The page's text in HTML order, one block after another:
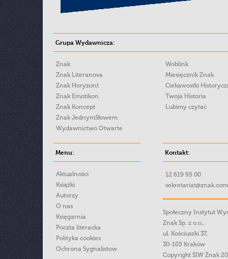
Grupa Wydawnicza:
Znak
Znak Literanova
Znak Horyzont
Znak Emotikon
Znak Koncept
Znak JednymSłowem
Wydawnictwo Otwarte
Woblink
Miesięcznik Znak
Ciekawostki
Twoja Historia
Lubimy czytać
Menu:
Aktualności
Książki
Autorzy
O nas
Księgarnia
Poczta literacka
Polityka cookies
Ochrona Sygnalistow
Kontakt:
12 619 95 00
Społeczny Instytut
Znak Sp. z o.o.,
ul. Kościuszki 37,
30-105 Kraków
Copyright SIW Znak